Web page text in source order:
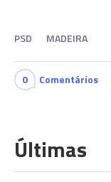
PSD MADEIRA
0 Comentários
Últimas